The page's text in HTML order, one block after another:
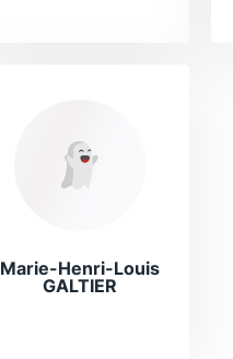
Marie-Henri-Louis
GALTIER